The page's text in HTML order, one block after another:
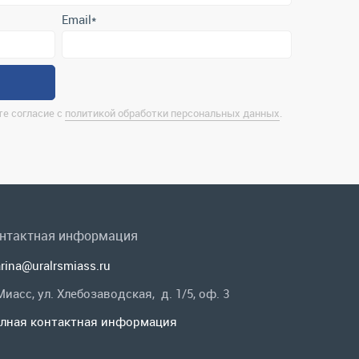
информация
ул. Хлебозаводская, д. 1/5, оф. 3
контактная информация